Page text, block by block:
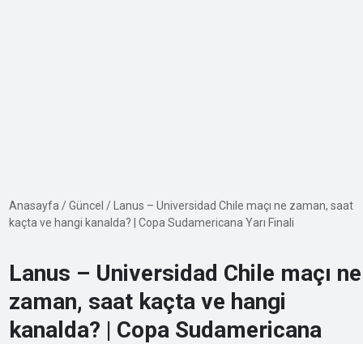
Anasayfa /Güncel /
Lanus – Universidad Chile maçı ne zaman, saat
kaçta ve hangi kanalda? | Copa Sudamericana Yarı Finali
Lanus – Universidad Chile maçı ne
zaman, saat kaçta ve hangi
kanalda? | Copa Sudamericana